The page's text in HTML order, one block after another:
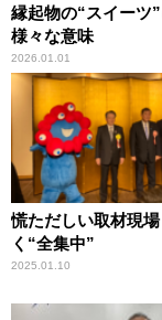
縁起物の“スイーツ
様々な意味
2026.01.01
慌ただしい取材現
く“全集中”
2025.01.10